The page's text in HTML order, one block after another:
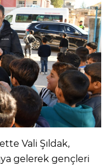
Vali Şıldak,
gelerek gençleri